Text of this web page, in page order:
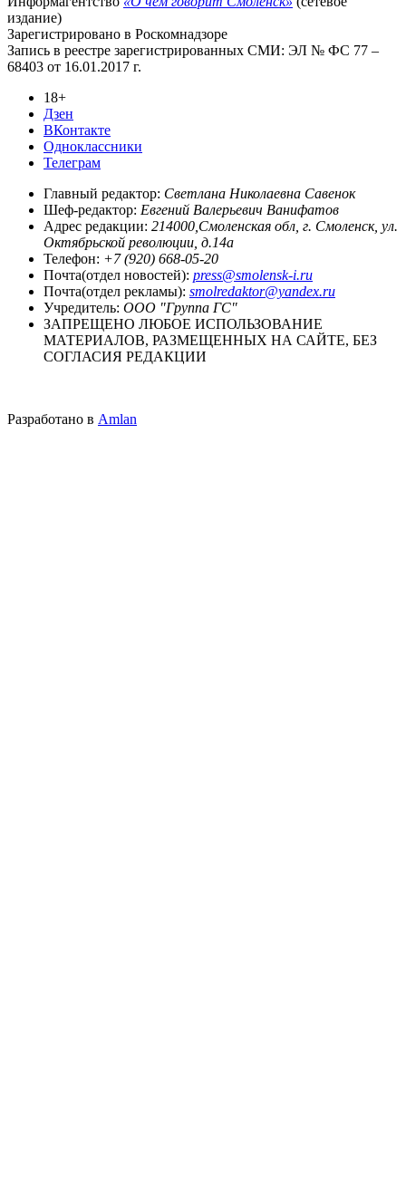
издание)
Зарегистрировано в Роскомнадзоре
Запись в реестре зарегистрированных СМИ: ЭЛ № ФС 77 –
68403 от 16.01.2017 г.
18+
Дзен
ВКонтакте
Одноклассники
Телеграм
Главный редактор: Светлана Николаевна Савенок
Шеф-редактор: Евгений Валерьевич Ванифатов
Адрес редакции: 214000,Смоленская обл, г. Смоленск, ул.
Октябрьской революции, д.14а
Телефон: +7 (920) 668-05-20
Почта(отдел новостей): press@smolensk-i.ru
Почта(отдел рекламы): smolredaktor@yandex.ru
Учредитель: ООО "Группа ГС"
ЗАПРЕЩЕНО ЛЮБОЕ ИСПОЛЬЗОВАНИЕ
МАТЕРИАЛОВ, РАЗМЕЩЕННЫХ НА САЙТЕ, БЕЗ
СОГЛАСИЯ РЕДАКЦИИ
Разработано в Amlan